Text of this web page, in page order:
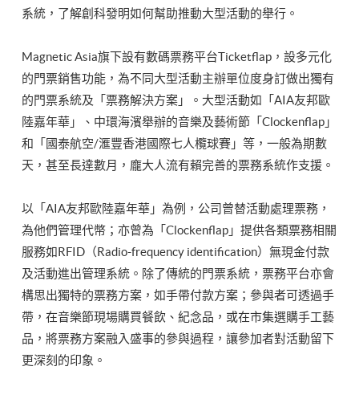
系統，了解創科發明如何幫助推動大型活動的舉行。
Magnetic Asia旗下設有數碼票務平台Ticketflap，設多元化
的門票銷售功能，為不同大型活動主辦單位度身訂做出獨有
的門票系統及「票務解決方案」。大型活動如「AIA友邦歐
陸嘉年華」、中環海濱舉辦的音樂及藝術節「Clockenflap」
和「國泰航空/滙豐香港國際七人欖球賽」等，一般為期數
天，甚至長達數月，龐大人流有賴完善的票務系統作支援。
以「AIA友邦歐陸嘉年華」為例，公司曾替活動處理票務，
為他們管理代幣；亦曾為「Clockenflap」提供各類票務相關
服務如RFID（Radio-frequency identification）無現金付款
及活動進出管理系統。除了傳統的門票系統，票務平台亦會
構思出獨特的票務方案，如手帶付款方案；參與者可透過手
帶，在音樂節現場購買餐飲、紀念品，或在市集選購手工藝
品，將票務方案融入盛事的參與過程，讓參加者對活動留下
更深刻的印象。